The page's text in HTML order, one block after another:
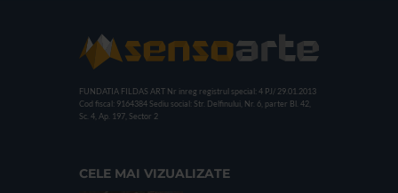
FUNDATIA FILDAS ART Nr inreg registrul special: 4 PJ/ 29.01.2013
Cod fiscal: 9164384 Sediu social: Str. Delfinului, Nr. 6, parter Bl. 42,
Sc. 4, Ap. 197, Sector 2
CELE MAI VIZUALIZATE